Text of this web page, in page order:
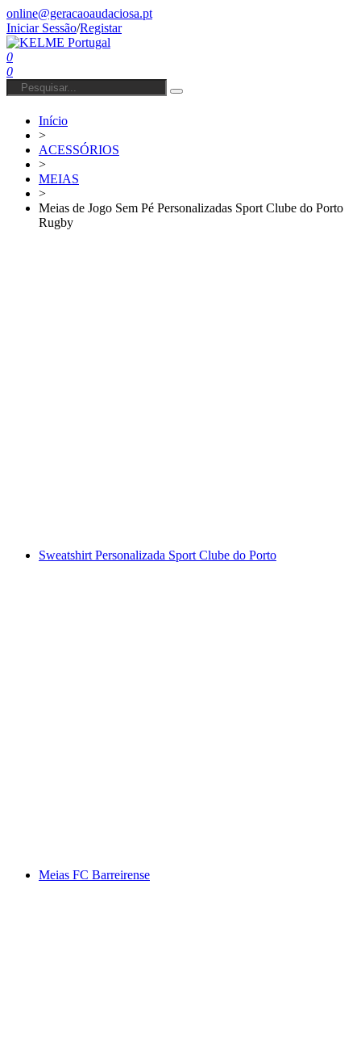
online@geracaoaudaciosa.pt
Iniciar Sessão/Registar
0
0
Início
>
ACESSÓRIOS
>
MEIAS
>
Meias de Jogo Sem Pé Personalizadas Sport Clube do Porto
Rugby
Sweatshirt Personalizada Sport Clube do Porto
Meias FC Barreirense